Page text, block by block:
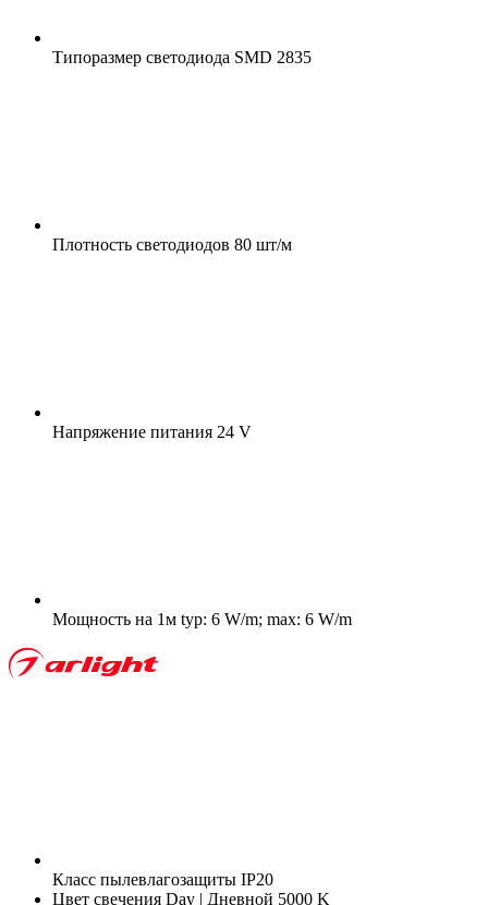
Типоразмер светодиода SMD 2835
Плотность светодиодов 80 шт/м
Напряжение питания 24 V
Мощность на 1м typ: 6 W/m; max: 6 W/m
Класс пылевлагозащиты IP20
Цвет свечения Day | Дневной 5000 K